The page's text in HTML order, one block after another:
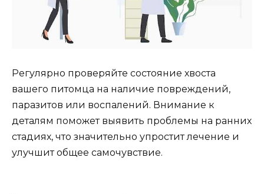
Регулярно проверяйте состояние хвоста
вашего питомца на наличие повреждений,
паразитов или воспалений. Внимание к
деталям поможет выявить проблемы на ранних
стадиях, что значительно упростит лечение и
улучшит общее самочувствие.